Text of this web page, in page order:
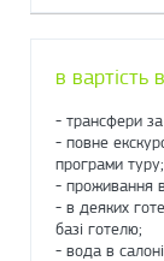
в вартість
- трансфери
- повне
програми туру;
- проживання
- в деяких
базі готелю;
- вода в